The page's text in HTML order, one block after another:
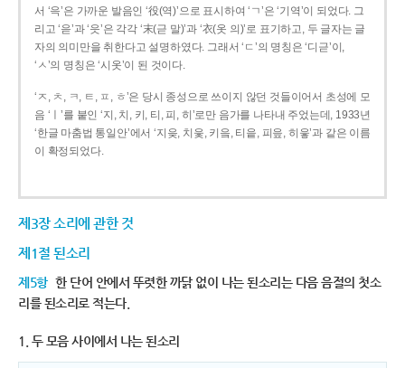
서 ‘윽’은 가까운 발음인 ‘役(역)’으로 표시하여 ‘ㄱ’은 ‘기역’이 되었다. 그
리고 ‘읃’과 ‘읏’은 각각 ‘末(귿 말)’과 ‘衣(옷 의)’로 표기하고, 두 글자는 글
자의 의미만을 취한다고 설명하였다. 그래서 ‘ㄷ’의 명칭은 ‘디귿’이,
‘ㅅ’의 명칭은 ‘시옷’이 된 것이다.
‘ㅈ, ㅊ, ㅋ, ㅌ, ㅍ, ㅎ’은 당시 종성으로 쓰이지 않던 것들이어서 초성에 모
음 ‘ㅣ’를 붙인 ‘지, 치, 키, 티, 피, 히’로만 음가를 나타내 주었는데, 1933년
‘한글 마춤법 통일안’에서 ‘지읒, 치읓, 키읔, 티읕, 피읖, 히읗’과 같은 이름
이 확정되었다.
제3장 소리에 관한 것
제1절 된소리
제5항 한 단어 안에서 뚜렷한 까닭 없이 나는 된소리는 다음 음절의 첫소
리를 된소리로 적는다.
1. 두 모음 사이에서 나는 된소리